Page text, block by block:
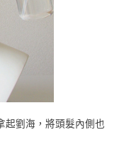
起劉海，將頭髮內側也